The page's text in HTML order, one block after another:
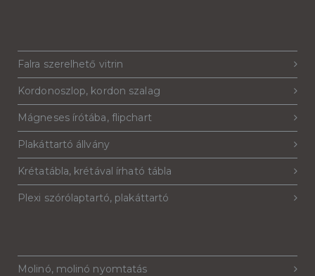
Falra szerelhető vitrin
Kordonoszlop, kordon szalag
Mágneses írótába, flipchart
Plakáttartó állvány
Krétatábla, krétával írható tábla
Plexi szórólaptartó, plakáttartó
Molinó, molinó nyomtatás